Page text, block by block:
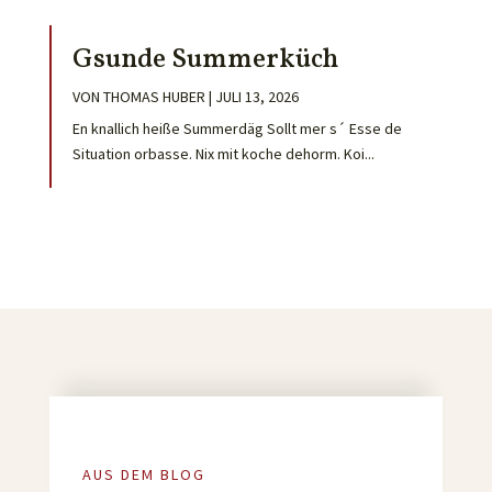
Gsunde Summerküch
VON THOMAS HUBER | JULI 13, 2026
En knallich heiße Summerdäg Sollt mer s´ Esse de
Situation orbasse. Nix mit koche dehorm. Koi...
AUS DEM BLOG